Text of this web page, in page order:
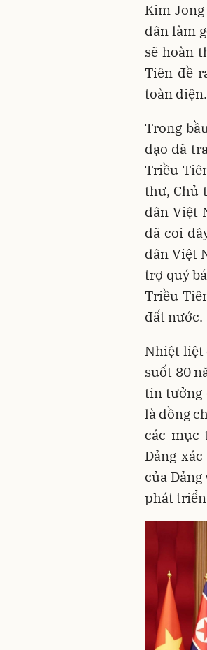
Kim
dân làm
sẽ hoàn
Tiên đề
toàn diện.
Trong
đạo đã
Triều
thư, Chủ
dân Việt
đã coi
dân Việt
trợ quý
Triều
đất nước.
Nhiệt liệt
suốt 80
tin tưởng
là đồng
các mục
Đảng
của
phát